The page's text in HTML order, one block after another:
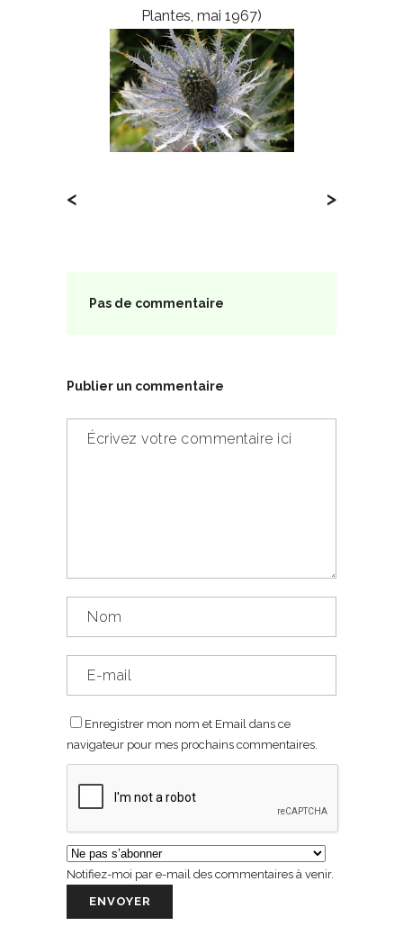
Plantes, mai 1967)
< >
Pas de commentaire
Publier un commentaire
Enregistrer mon nom et Email dans ce
navigateur pour mes prochains commentaires.
Notifiez-moi par e-mail des commentaires à venir.